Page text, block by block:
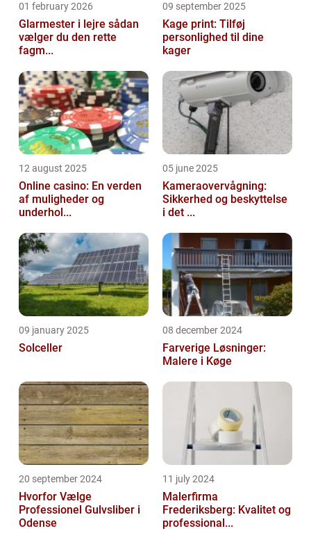
01 february 2026
Glarmester i lejre sådan
vælger du den rette
fagm...
09 september 2025
Kage print: Tilføj
personlighed til dine
kager
12 august 2025
Online casino: En verden
af muligheder og
underhol...
05 june 2025
Kameraovervågning:
Sikkerhed og beskyttelse
i det ...
09 january 2025
Solceller
08 december 2024
Farverige Løsninger:
Malere i Køge
20 september 2024
Hvorfor Vælge
Professionel Gulvsliber i
Odense
11 july 2024
Malerfirma
Frederiksberg: Kvalitet og
professional...